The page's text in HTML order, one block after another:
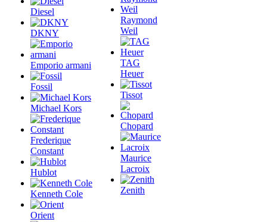
Diesel
DKNY
Emporio armani
Fossil
Michael Kors
Frederique
Constant
Hublot
Kenneth Cole
Orient
Raymond
Weil
TAG
Heuer
Tissot
Chopard
Maurice
Lacroix
Zenith